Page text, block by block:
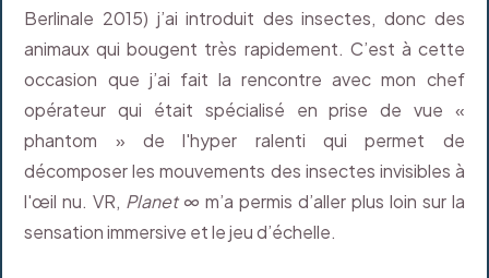
Berlinale 2015) j’ai introduit des insectes, donc des
animaux qui bougent très rapidement. C’est à cette
occasion que j’ai fait la rencontre avec mon chef
opérateur qui était spécialisé en prise de vue «
phantom » de l'hyper ralenti qui permet de
décomposer les mouvements des insectes invisibles à
l'œil nu. VR, Planet ∞ m’a permis d’aller plus loin sur la
sensation immersive et le jeu d’échelle.